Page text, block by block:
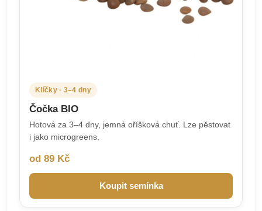
Klíčky · 3–4 dny
Čočka BIO
Hotová za 3–4 dny, jemná oříšková chuť. Lze pěstovat
i jako microgreens.
od 89 Kč
Koupit semínka